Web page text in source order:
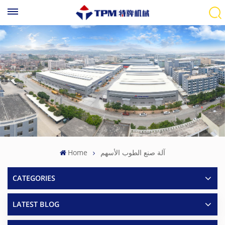
Home آلة صنع الطوب الأسهم
CATEGORIES
LATEST BLOG